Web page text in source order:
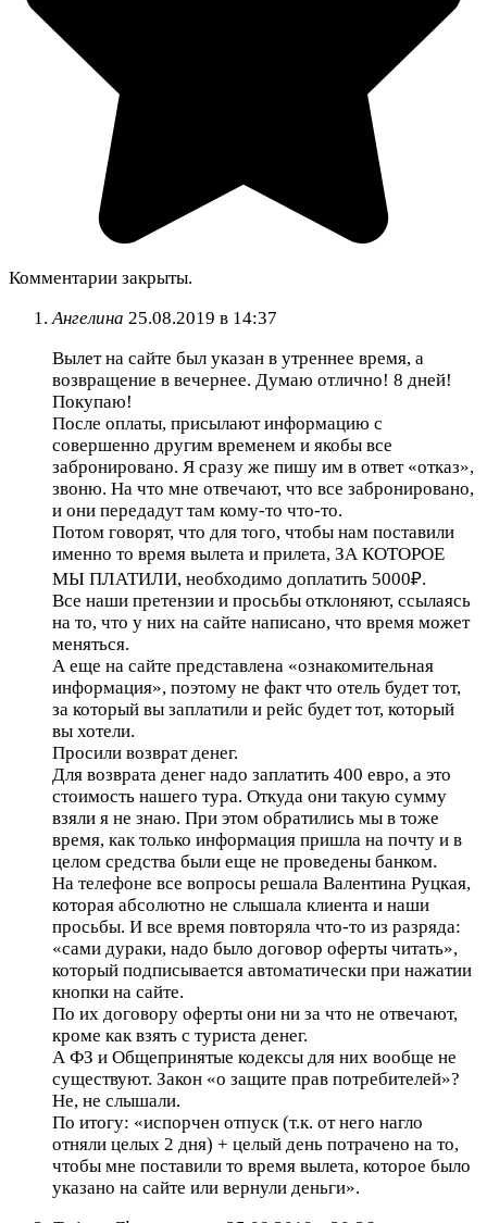
Комментарии закрыты.
Ангелина 25.08.2019 в 14:37
Вылет на сайте был указан в утреннее время, а
возвращение в вечернее. Думаю отлично! 8 дней!
Покупаю!
После оплаты, присылают информацию с
совершенно другим временем и якобы все
забронировано. Я сразу же пишу им в ответ «отказ»,
звоню. На что мне отвечают, что все забронировано,
и они передадут там кому-то что-то.
Потом говорят, что для того, чтобы нам поставили
именно то время вылета и прилета, ЗА КОТОРОЕ
МЫ ПЛАТИЛИ, необходимо доплатить 5000₽.
Все наши претензии и просьбы отклоняют, ссылаясь
на то, что у них на сайте написано, что время может
меняться.
А еще на сайте представлена «ознакомительная
информация», поэтому не факт что отель будет тот,
за который вы заплатили и рейс будет тот, который
вы хотели.
Просили возврат денег.
Для возврата денег надо заплатить 400 евро, а это
стоимость нашего тура. Откуда они такую сумму
взяли я не знаю. При этом обратились мы в тоже
время, как только информация пришла на почту и в
целом средства были еще не проведены банком.
На телефоне все вопросы решала Валентина Руцкая,
которая абсолютно не слышала клиента и наши
просьбы. И все время повторяла что-то из разряда:
«сами дураки, надо было договор оферты читать»,
который подписывается автоматически при нажатии
кнопки на сайте.
По их договору оферты они ни за что не отвечают,
кроме как взять с туриста денег.
А ФЗ и Общепринятые кодексы для них вообще не
существуют. Закон «о защите прав потребителей»?
Не, не слышали.
По итогу: «испорчен отпуск (т.к. от него нагло
отняли целых 2 дня) + целый день потрачено на то,
чтобы мне поставили то время вылета, которое было
указано на сайте или вернули деньги».